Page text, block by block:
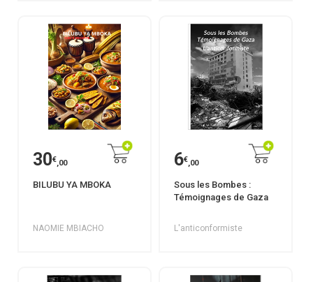
30€,00
BILUBU YA MBOKA
NAOMIE MBIACHO
6€,00
Sous les Bombes :
Témoignages de Gaza
L'anticonformiste